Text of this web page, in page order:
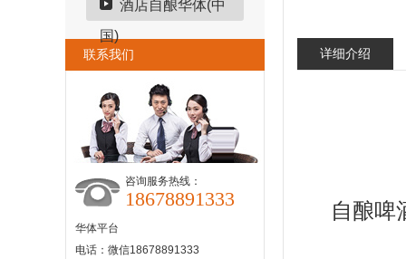
酒店自酿华体(中
国)
联系我们
咨询服务热线：
18678891333
华体平台
电话：微信18678891333
详细介绍
自酿啤